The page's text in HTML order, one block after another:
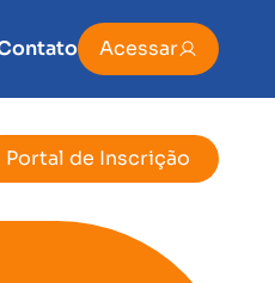
Acessar
Portal de Inscrição